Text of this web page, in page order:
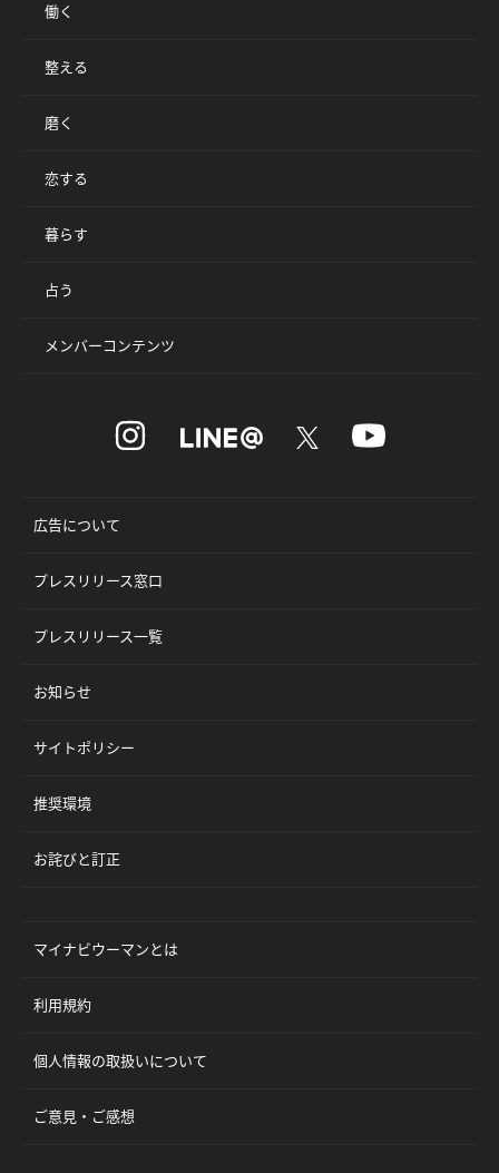
働く
整える
磨く
恋する
暮らす
占う
メンバーコンテンツ
広告について
プレスリリース窓口
プレスリリース一覧
お知らせ
サイトポリシー
推奨環境
お詫びと訂正
マイナビウーマンとは
利用規約
個人情報の取扱いについて
ご意見・ご感想